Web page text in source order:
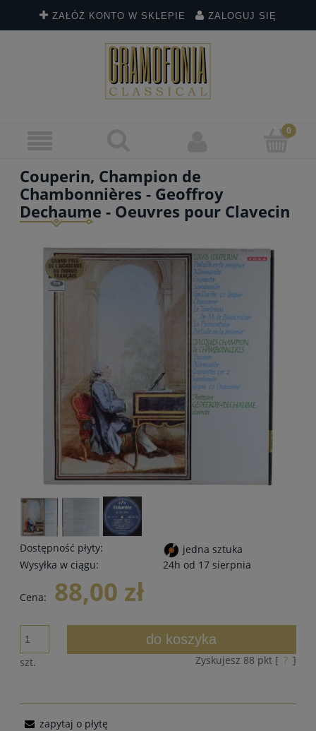
ZAŁÓŻ KONTO W SKLEPIE ZALOGUJ SIĘ
Couperin, Champion de
Chambonnières - Geoffroy
Dechaume - Oeuvres pour Clavecin
Dostępność płyty:
jedna sztuka
Wysyłka w ciągu:
24h od 17 sierpnia
Cena: 88,00 zł
szt.
do koszyka
Zyskujesz 88 pkt [ ? ]
zapytaj o płytę